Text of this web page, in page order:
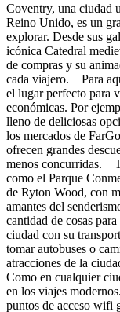
Coventry, una ciudad
Reino Unido, es un
explorar. Desde sus
icónica Catedral
de compras y su
cada viajero. Para
el lugar perfecto para
económicas. Por
lleno de deliciosas
los mercados de
ofrecen grandes
menos concurridas.
como el Parque
de Ryton Wood, con
amantes del
cantidad de cosas
ciudad con su
tomar autobuses o
atracciones de la
Como en cualquier
en los viajes
puntos de acceso wifi